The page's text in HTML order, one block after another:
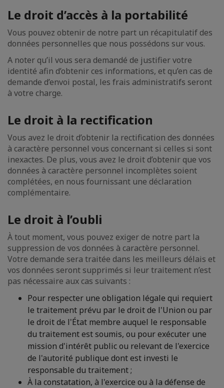
Le droit d’accès à la portabilité
Vous pouvez obtenir de notre part un récapitulatif des
données personnelles que nous possédons sur vous.
A noter qu’il vous sera demandé de justifier votre
identité afin d’obtenir ces informations, et qu’en cas de
demande d’envoi postal, les frais administratifs seront
à votre charge.
Le droit à la rectification
Vous avez le droit d’obtenir la rectification des données
à caractère personnel vous concernant si celles si sont
inexactes. De plus, vous avez le droit d’obtenir que vos
données à caractère personnel incomplètes soient
complétées, en nous fournissant une déclaration
complémentaire.
Le droit à l’oubli
À tout moment, vous pouvez exiger de notre part la
suppression de vos données à caractère personnel.
Votre demande sera traitée dans les meilleurs délais et
vos données seront supprimés si leur traitement n’est
pas nécessaire aux cas suivants :
Pour respecter une obligation légale qui requiert
le traitement prévu par le droit de l'Union ou par
le droit de l'État membre auquel le responsable
du traitement est soumis, ou pour exécuter une
mission d'intérêt public ou relevant de l'exercice
de l'autorité publique dont est investi le
responsable du traitement ;
À la constatation, à l'exercice ou à la défense de